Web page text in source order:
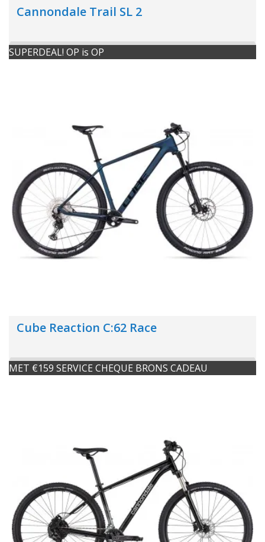
Cannondale Trail SL 2
SUPERDEAL! OP is OP
Cube Reaction C:62 Race
MET €159 SERVICE CHEQUE BRONS CADEAU